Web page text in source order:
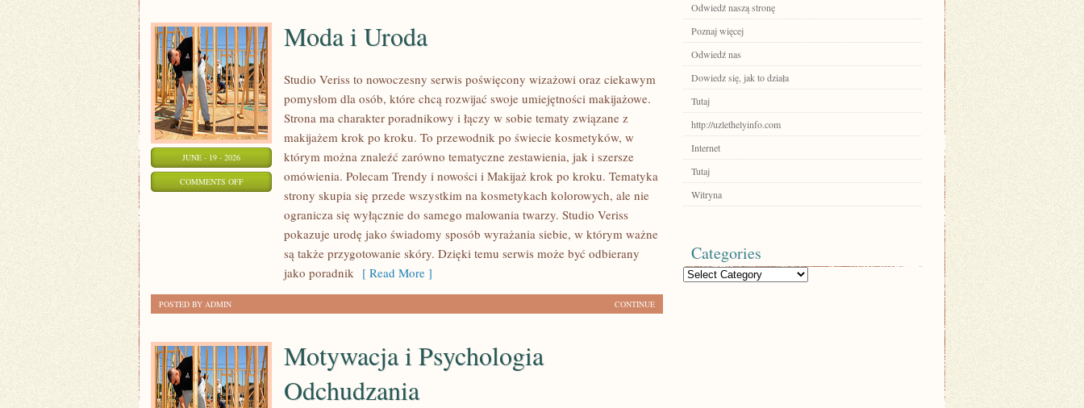
JUNE - 19 - 2026
COMMENTS OFFON
Moda i Uroda
Studio Veriss to nowoczesny serwis poświęcony wizażowi oraz ciekawym
pomysłom dla osób, które chcą rozwijać swoje umiejętności makijażowe.
Strona ma charakter poradnikowy i łączy w sobie tematy związane z
makijażem krok po kroku. To przewodnik po świecie kosmetyków, w
którym można znaleźć zarówno tematyczne zestawienia, jak i szersze
omówienia. Polecam Trendy i nowości i Makijaż krok po kroku. Tematyka
strony skupia się przede wszystkim na kosmetykach kolorowych, ale nie
ogranicza się wyłącznie do samego malowania twarzy. Studio Veriss
pokazuje urodę jako świadomy sposób wyrażania siebie, w którym ważne
są także przygotowanie skóry. Dzięki temu serwis może być odbierany
jako poradnik [ Read More ]
CONTINUE
POSTED BY ADMIN
Motywacja i Psychologia
Odchudzania
Odwiedź naszą stronę
Poznaj więcej
Odwiedź nas
Dowiedz się, jak to działa
Tutaj
http://uzlethelyinfo.com
Internet
Tutaj
Witryna
Categories
Categories